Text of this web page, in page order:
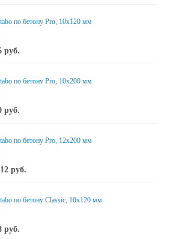
по бетону Pro, 10х120 мм
руб.
по бетону Pro, 10х200 мм
руб.
по бетону Pro, 12х200 мм
руб.
по бетону Classic, 10х120 мм
руб.